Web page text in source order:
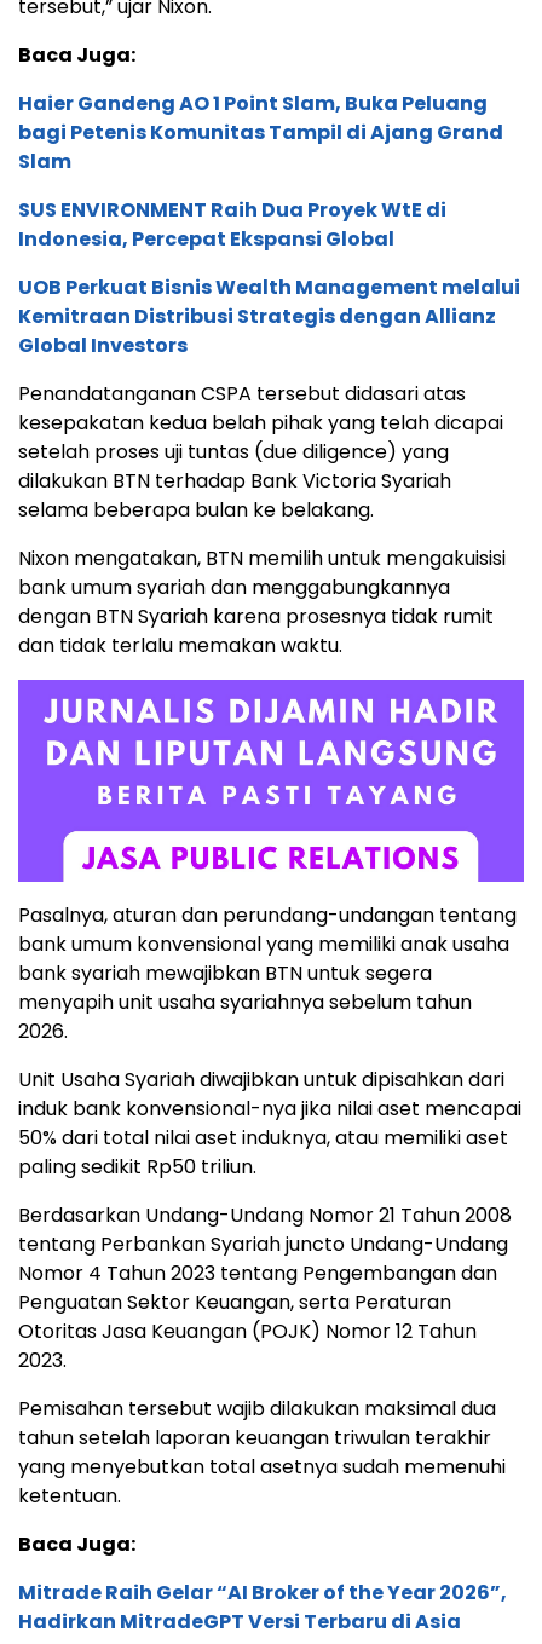
tersebut,” ujar Nixon.
Baca Juga:
Haier Gandeng AO 1 Point Slam, Buka Peluang
bagi Petenis Komunitas Tampil di Ajang Grand
Slam
SUS ENVIRONMENT Raih Dua Proyek WtE di
Indonesia, Percepat Ekspansi Global
UOB Perkuat Bisnis Wealth Management melalui
Kemitraan Distribusi Strategis dengan Allianz
Global Investors
Penandatanganan CSPA tersebut didasari atas
kesepakatan kedua belah pihak yang telah dicapai
setelah proses uji tuntas (due diligence) yang
dilakukan BTN terhadap Bank Victoria Syariah
selama beberapa bulan ke belakang.
Nixon mengatakan, BTN memilih untuk mengakuisisi
bank umum syariah dan menggabungkannya
dengan BTN Syariah karena prosesnya tidak rumit
dan tidak terlalu memakan waktu.
Pasalnya, aturan dan perundang-undangan tentang
bank umum konvensional yang memiliki anak usaha
bank syariah mewajibkan BTN untuk segera
menyapih unit usaha syariahnya sebelum tahun
2026.
Unit Usaha Syariah diwajibkan untuk dipisahkan dari
induk bank konvensional-nya jika nilai aset mencapai
50% dari total nilai aset induknya, atau memiliki aset
paling sedikit Rp50 triliun.
Berdasarkan Undang-Undang Nomor 21 Tahun 2008
tentang Perbankan Syariah juncto Undang-Undang
Nomor 4 Tahun 2023 tentang Pengembangan dan
Penguatan Sektor Keuangan, serta Peraturan
Otoritas Jasa Keuangan (POJK) Nomor 12 Tahun
2023.
Pemisahan tersebut wajib dilakukan maksimal dua
tahun setelah laporan keuangan triwulan terakhir
yang menyebutkan total asetnya sudah memenuhi
ketentuan.
Baca Juga:
Mitrade Raih Gelar “AI Broker of the Year 2026”,
Hadirkan MitradeGPT Versi Terbaru di Asia